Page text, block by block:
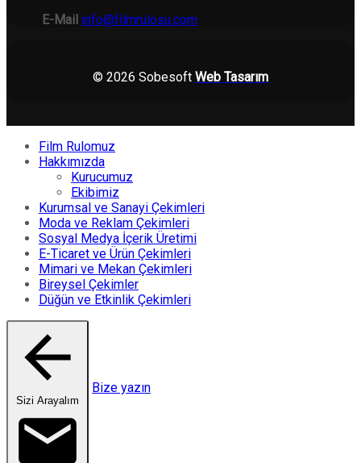
E-Mail info@filmrulosu.com
© 2026 Sobesoft Web Tasarım
Film Rulomuz
Hakkımızda
Kurucumuz
Ekibimiz
Kurumsal ve Sanayi Çekimleri
Moda ve Reklam Çekimleri
Sosyal Medya İçerik Üretimi
E-Ticaret ve Ürün Çekimleri
Mimari ve Mekan Çekimleri
Bireysel Çekimler
Düğün ve Etkinlik Çekimleri
Sizi Arayalım
Bize yazın